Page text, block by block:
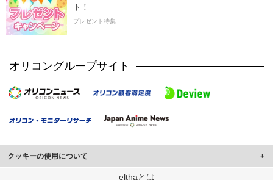
ト！
プレゼント特集
オリコングループサイト
クッキーの使用について
このサイトでは Cookie を使用して、ユーザーに合わせたコンテンツや広告の
elthaとは